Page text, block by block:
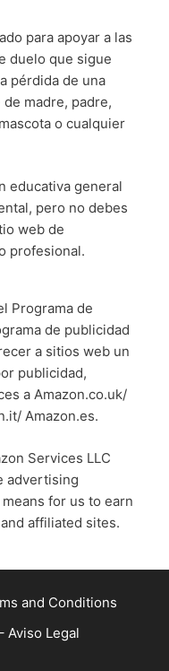
para apoyar a las
duelo que sigue
pérdida de una
madre, padre,
o cualquier
educativa general
pero no debes
web de
profesional.
Programa de
de publicidad
a sitios web un
publicidad,
a Amazon.co.uk/
Amazon.es.
Services LLC
advertising
for us to earn
affiliated sites.
and Conditions
Aviso Legal